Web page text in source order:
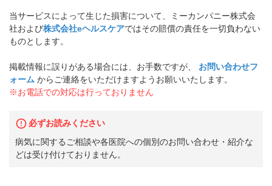
当サービスによって生じた損害について、ミーカンパニー株式会
社および株式会社eヘルスケアではその賠償の責任を一切負わない
ものとします。
掲載情報に誤りがある場合には、お手数ですが、
お問い合わせフ
ォーム からご連絡をいただけますようお願いいたします。
※お電話での対応は行っておりません
必ずお読みください
病気に関するご相談や各医院への個別のお問い合わせ・紹介な
どは受け付けておりません。